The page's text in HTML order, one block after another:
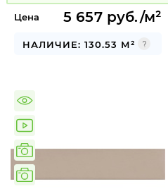
Цена 5 657 руб./м²
НАЛИЧИЕ: 130.53 М²